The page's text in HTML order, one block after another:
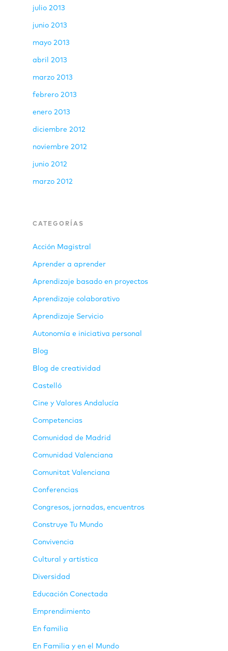
julio 2013
junio 2013
mayo 2013
abril 2013
marzo 2013
febrero 2013
enero 2013
diciembre 2012
noviembre 2012
junio 2012
marzo 2012
CATEGORÍAS
Acción Magistral
Aprender a aprender
Aprendizaje basado en proyectos
Aprendizaje colaborativo
Aprendizaje Servicio
Autonomía e iniciativa personal
Blog
Blog de creatividad
Castelló
Cine y Valores Andalucía
Competencias
Comunidad de Madrid
Comunidad Valenciana
Comunitat Valenciana
Conferencias
Congresos, jornadas, encuentros
Construye Tu Mundo
Convivencia
Cultural y artística
Diversidad
Educación Conectada
Emprendimiento
En familia
En Familia y en el Mundo